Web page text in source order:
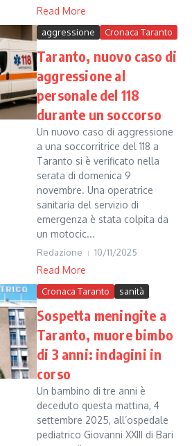
Read More
aggressione Cronaca Taranto
Taranto, nuovo caso di
aggressione al
personale del 118
durante un soccorso
Un nuovo caso di aggressione
a una soccorritrice del 118 a
Taranto si è verificato nella
serata di domenica 9
novembre. Una operatrice
sanitaria del servizio di
emergenza è stata colpita da
un motocic...
Redazione 10/11/2025
Read More
Cronaca Taranto sanità
Sospetta meningite a
Taranto, muore bimbo
di 3 anni: indagini in
corso
Un bambino di tre anni è
deceduto questa mattina, 4
settembre 2025, all’ospedale
pediatrico Giovanni XXIII di Bari